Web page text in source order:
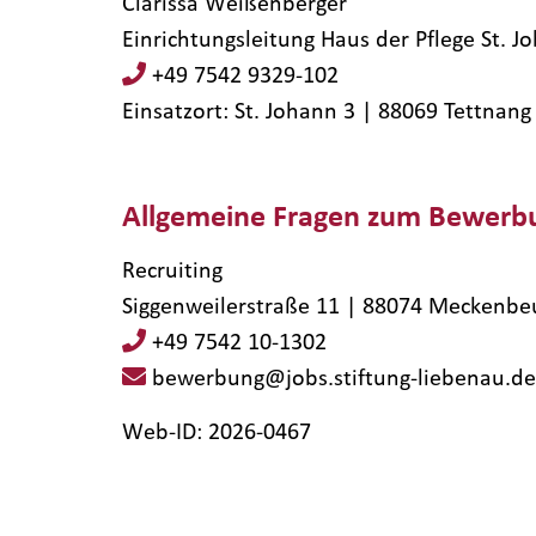
Einrichtungsleitung Haus der Pflege St.
+49 7542 9329-102
Einsatzort: St. Johann 3 | 88069​ Tettnang
Allgemeine Fragen zum
Recruiting
Siggenweilerstraße 11 | 88074
+49 7542 10-1302
bewerbung@jobs.stiftung-liebenau.de
Web-ID: 2026-0467